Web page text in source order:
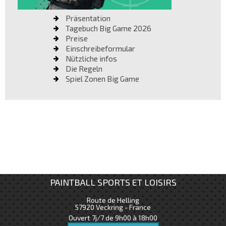
Präsentation
Tagebuch Big Game 2026
Preise
Einschreibeformular
Nützliche infos
Die Regeln
Spiel Zonen Big Game
PAINTBALL SPORTS ET LOISIRS
Route de Helling
57920Veckring - France
Ouvert 7j/7 de 9h00 à 18h00